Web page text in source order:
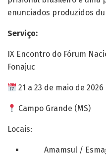
enunciados produzidos
Serviço:
IX Encontro do Fórum
Fonajuc
21 a 23 de maio de 2026
Campo Grande (MS)
Locais:
Amamsul /